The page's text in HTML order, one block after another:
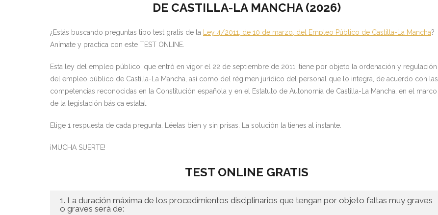
DE CASTILLA-LA MANCHA (2026)
¿Estás buscando preguntas tipo test gratis de la Ley 4/2011, de 10 de marzo, del Empleo Público de Castilla-La Mancha?
Anímate y practica con este TEST ONLINE.
Esta ley del empleo público, que entró en vigor el 22 de septiembre de 2011, tiene por objeto la ordenación y regulación
del empleo público de Castilla-La Mancha, así como del régimen jurídico del personal que lo integra, de acuerdo con las
competencias reconocidas en la Constitución española y en el Estatuto de Autonomía de Castilla-La Mancha, en el marco
de la legislación básica estatal.
Elige 1 respuesta de cada pregunta. Léelas bien y sin prisas. La solución la tienes al instante.
¡MUCHA SUERTE!
TEST ONLINE GRATIS
1. La duración máxima de los procedimientos disciplinarios que tengan por objeto faltas muy graves
o graves será de: